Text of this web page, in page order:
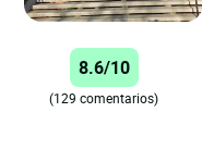
8.6/10
(129 comentarios)